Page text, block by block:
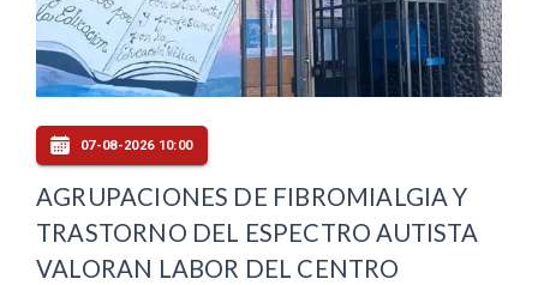
07-08-2026 10:00
AGRUPACIONES DE FIBROMIALGIA Y
TRASTORNO DEL ESPECTRO AUTISTA
VALORAN LABOR DEL CENTRO